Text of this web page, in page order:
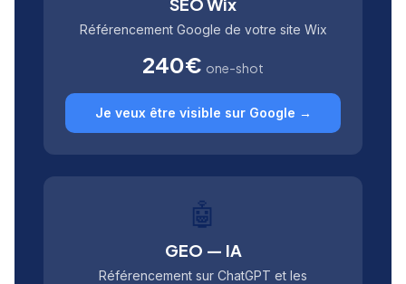
Référencement Google de votre site Wix
240€ one-shot
Je veux être visible sur Google →
🤖
GEO — IA
Référencement sur ChatGPT et les